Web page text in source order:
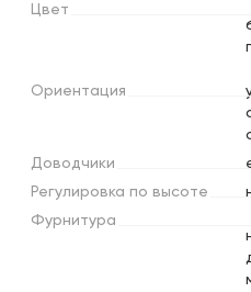
Цвет
Ориентация
Доводчики
Регулировка по высоте
Фурнитура